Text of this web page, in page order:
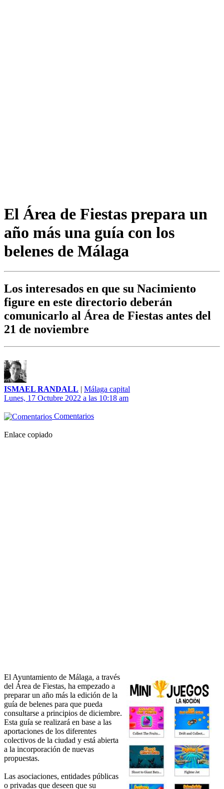
El Área de Fiestas prepara un
año más una guía con los
belenes de Málaga
Los interesados en que su Nacimiento
figure en este directorio deberán
comunicarlo al Área de Fiestas antes del
21 de noviembre
ISMAEL RANDALL | Málaga capital
Lunes, 17 Octubre 2022 a las 10:18 am
Comentarios
Enlace copiado
El Ayuntamiento de Málaga, a través
del Área de Fiestas, ha empezado a
preparar un año más la edición de la
guía de belenes para que pueda
consultarse a principios de diciembre.
Esta guía se realizará en base a las
aportaciones de los diferentes
colectivos de la ciudad y está abierta
a la incorporación de nuevas
propuestas.
Las asociaciones, entidades públicas
o privadas que deseen que su